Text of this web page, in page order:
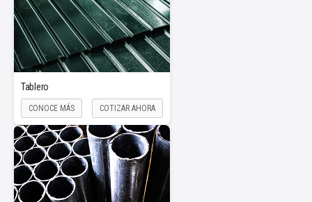
Tablero
CONOCE MÁS COTIZAR AHORA